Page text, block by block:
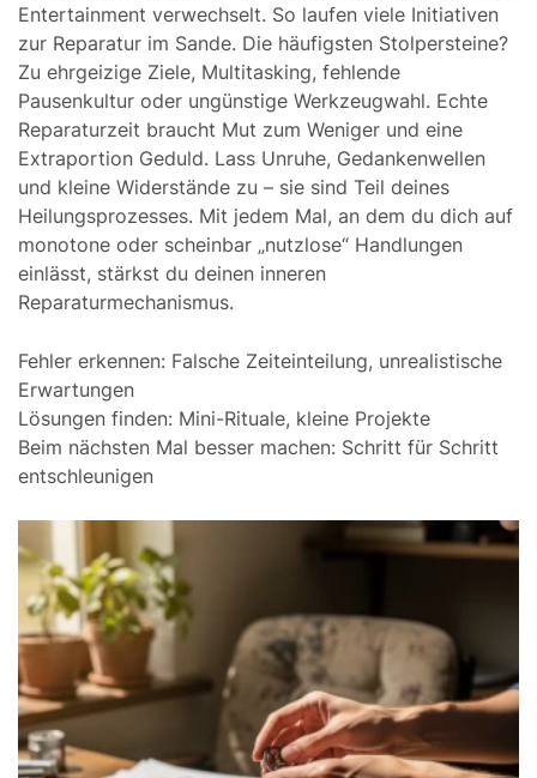
Entertainment verwechselt. So laufen viele Initiativen
zur Reparatur im Sande. Die häufigsten Stolpersteine?
Zu ehrgeizige Ziele, Multitasking, fehlende
Pausenkultur oder ungünstige Werkzeugwahl. Echte
Reparaturzeit braucht Mut zum Weniger und eine
Extraportion Geduld. Lass Unruhe, Gedankenwellen
und kleine Widerstände zu – sie sind Teil deines
Heilungsprozesses. Mit jedem Mal, an dem du dich auf
monotone oder scheinbar „nutzlose“ Handlungen
einlässt, stärkst du deinen inneren
Reparaturmechanismus.
Fehler erkennen: Falsche Zeiteinteilung, unrealistische
Erwartungen
Lösungen finden: Mini-Rituale, kleine Projekte
Beim nächsten Mal besser machen: Schritt für Schritt
entschleunigen